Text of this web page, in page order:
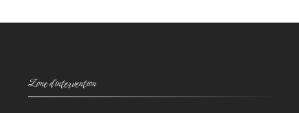
Zone d’intervention